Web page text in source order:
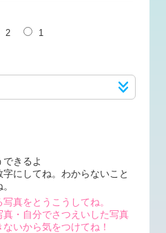
2 1
きるよ
にしてね。わからないこと
真をとうこうしてね。
・自分でさつえいした写真
いから気をつけてね！